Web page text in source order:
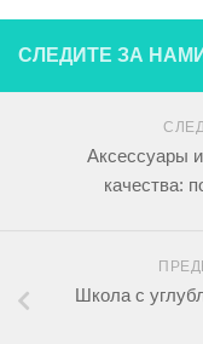
СЛЕДИТЕ ЗА
Аксессуары
качества:
Школа с